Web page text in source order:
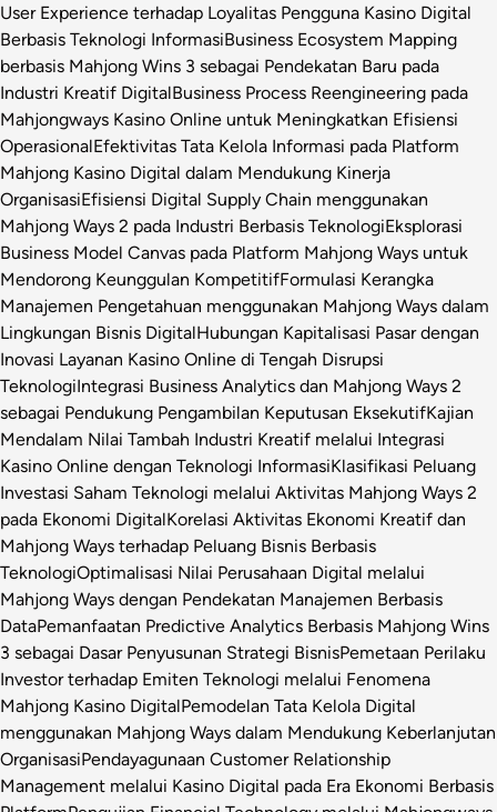
User Experience terhadap Loyalitas Pengguna Kasino Digital
Berbasis Teknologi InformasiBusiness Ecosystem Mapping
berbasis Mahjong Wins 3 sebagai Pendekatan Baru pada
Industri Kreatif DigitalBusiness Process Reengineering pada
Mahjongways Kasino Online untuk Meningkatkan Efisiensi
OperasionalEfektivitas Tata Kelola Informasi pada Platform
Mahjong Kasino Digital dalam Mendukung Kinerja
OrganisasiEfisiensi Digital Supply Chain menggunakan
Mahjong Ways 2 pada Industri Berbasis TeknologiEksplorasi
Business Model Canvas pada Platform Mahjong Ways untuk
Mendorong Keunggulan KompetitifFormulasi Kerangka
Manajemen Pengetahuan menggunakan Mahjong Ways dalam
Lingkungan Bisnis DigitalHubungan Kapitalisasi Pasar dengan
Inovasi Layanan Kasino Online di Tengah Disrupsi
TeknologiIntegrasi Business Analytics dan Mahjong Ways 2
sebagai Pendukung Pengambilan Keputusan EksekutifKajian
Mendalam Nilai Tambah Industri Kreatif melalui Integrasi
Kasino Online dengan Teknologi InformasiKlasifikasi Peluang
Investasi Saham Teknologi melalui Aktivitas Mahjong Ways 2
pada Ekonomi DigitalKorelasi Aktivitas Ekonomi Kreatif dan
Mahjong Ways terhadap Peluang Bisnis Berbasis
TeknologiOptimalisasi Nilai Perusahaan Digital melalui
Mahjong Ways dengan Pendekatan Manajemen Berbasis
DataPemanfaatan Predictive Analytics Berbasis Mahjong Wins
3 sebagai Dasar Penyusunan Strategi BisnisPemetaan Perilaku
Investor terhadap Emiten Teknologi melalui Fenomena
Mahjong Kasino DigitalPemodelan Tata Kelola Digital
menggunakan Mahjong Ways dalam Mendukung Keberlanjutan
OrganisasiPendayagunaan Customer Relationship
Management melalui Kasino Digital pada Era Ekonomi Berbasis